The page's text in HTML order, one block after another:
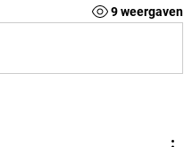
9 weergaven